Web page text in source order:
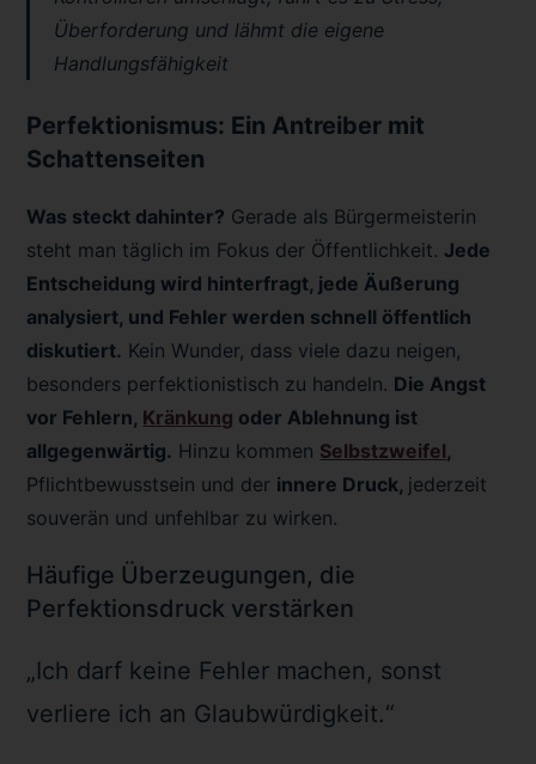
Überforderung und lähmt die eigene
Handlungsfähigkeit
Perfektionismus: Ein Antreiber mit
Schattenseiten
Was steckt dahinter? Gerade als Bürgermeisterin
steht man täglich im Fokus der Öffentlichkeit. Jede
Entscheidung wird hinterfragt, jede Äußerung
analysiert, und Fehler werden schnell öffentlich
diskutiert. Kein Wunder, dass viele dazu neigen,
besonders perfektionistisch zu handeln. Die Angst
vor Fehlern, Kränkung oder Ablehnung ist
allgegenwärtig. Hinzu kommen Selbstzweifel,
Pflichtbewusstsein und der innere Druck, jederzeit
souverän und unfehlbar zu wirken.
Häufige Überzeugungen, die
Perfektionsdruck verstärken
„Ich darf keine Fehler machen, sonst
verliere ich an Glaubwürdigkeit.“